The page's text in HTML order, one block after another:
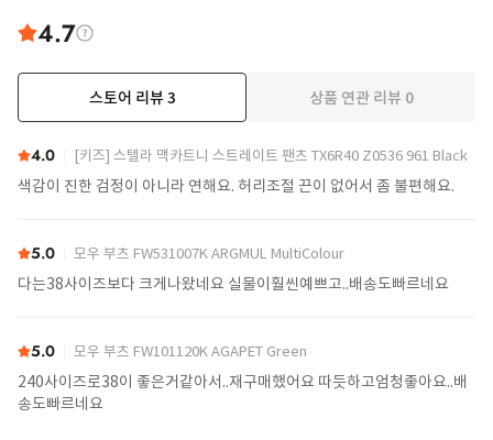
4.7
스토어 리뷰3 상품 연관 리뷰 0
4.0 [키즈] 스텔라 맥카트니 스트레이트 팬츠 TX6R40 Z0536 961 Black
색감이 진한 검정이 아니라 연해요. 허리조절 끈이 없어서 좀 불편해요.
5.0 모우 부츠 FW531007K ARGMUL MultiColour
다는38사이즈보다 크게나왔네요 실물이훨씬예쁘고..배송도빠르네요
5.0 모우 부츠 FW101120K AGAPET Green
240사이즈로38이 좋은거같아서..재구매했어요 따듯하고엄청좋아요..배
송도빠르네요